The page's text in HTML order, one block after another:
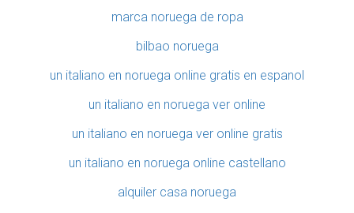
marca noruega de ropa
bilbao noruega
un italiano en noruega online gratis en espanol
un italiano en noruega ver online
un italiano en noruega ver online gratis
un italiano en noruega online castellano
alquiler casa noruega